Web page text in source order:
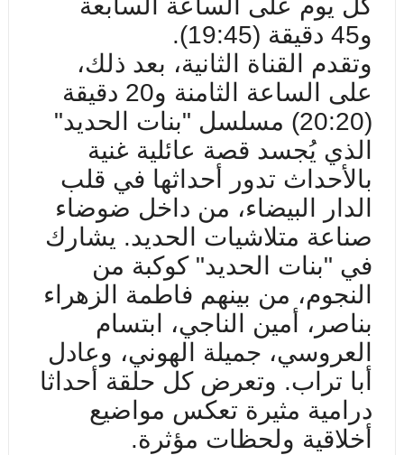
كل يوم على الساعة السابعة
و45 دقيقة
.(19:45)
وتقدم القناة الثانية، بعد ذلك،
على الساعة الثامنة و20 دقيقة
(20
:
20) مسلسل "بنات الحديد"
الذي يُجسد قصة عائلية غنية
بالأحداث تدور أحداثها في قلب
الدار البيضاء، من داخل ضوضاء
صناعة متلاشيات الحديد. يشارك
في "بنات الحديد" كوكبة من
النجوم، من بينهم فاطمة الزهراء
بناصر، أمين الناجي، ابتسام
العروسي، جميلة الهوني، وعادل
أبا تراب. وتعرض كل حلقة أحداثا
درامية مثيرة تعكس مواضيع
أخلاقية ولحظات مؤثرة.